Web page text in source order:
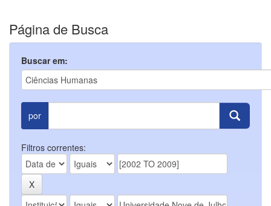
Página de Busca
Buscar em:
por
Filtros correntes: